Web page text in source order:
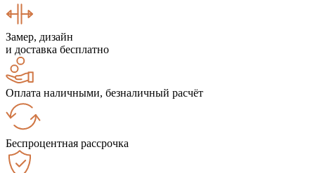
Замер, дизайн
и доставка бесплатно
Оплата наличными, безналичный расчёт
Беспроцентная рассрочка